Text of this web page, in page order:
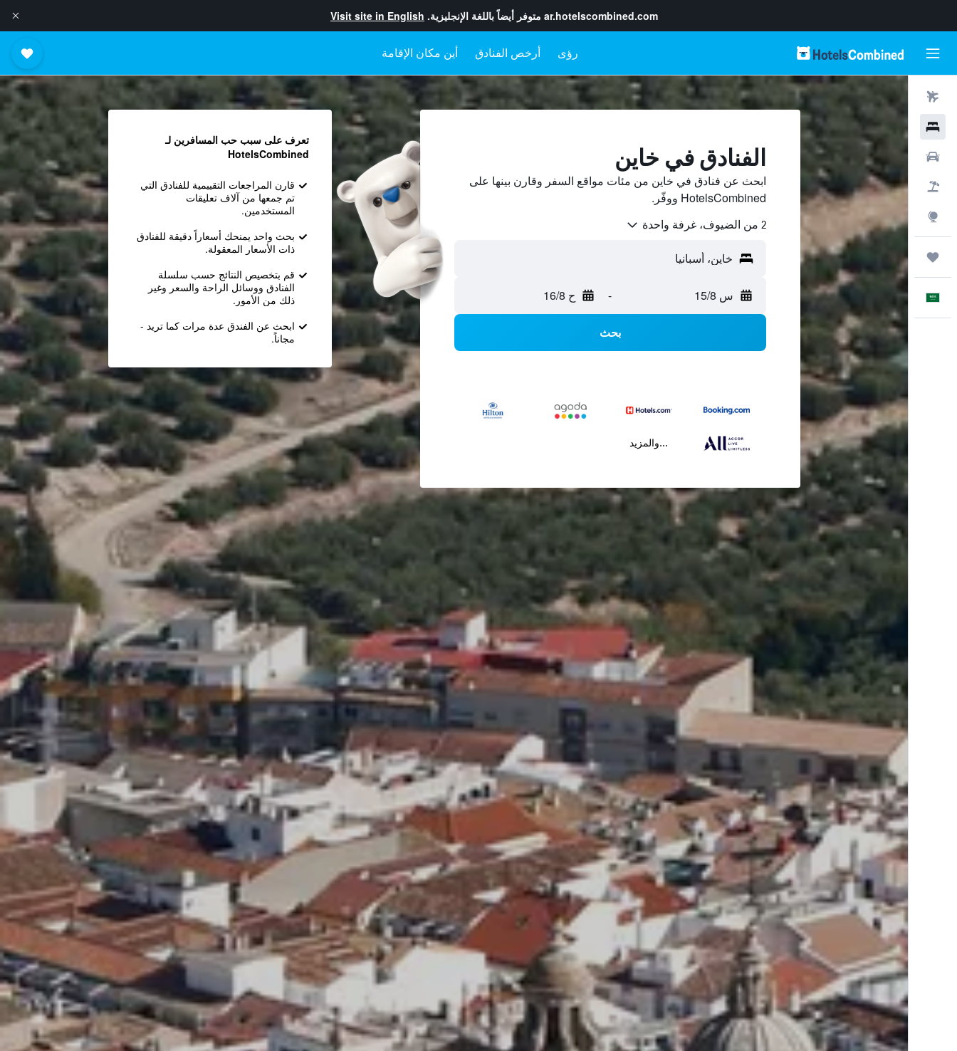
ar.hotelscombined.com متوفر أيضاً باللغة الإنجليزية. Visit site in English
رؤى أرخص الفنادق أين مكان الإقامة
رحلات طيران
فنادق
سيارات
حزم العروض
استكشاف
رحلات
العَرَبِيَّة
الفنادق في خاين
ابحث عن فنادق في خاين من مئات مواقع السفر وقارن بينها على
HotelsCombined ووفّر.
2 من الضيوف، غرفة واحدة
س 15/8 - ح 16/8
بحث
...والمزيد
تعرف على سبب حب المسافرين لـ
HotelsCombined
قارن المراجعات التقييمية للفنادق التي
تم جمعها من آلاف تعليقات
المستخدمين.
بحث واحد يمنحك أسعاراً دقيقة للفنادق
ذات الأسعار المعقولة.
قم بتخصيص النتائج حسب سلسلة
الفنادق ووسائل الراحة والسعر وغير
ذلك من الأمور.
ابحث عن الفندق عدة مرات كما تريد -
مجاناً.